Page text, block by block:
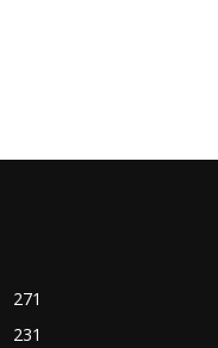
271
231